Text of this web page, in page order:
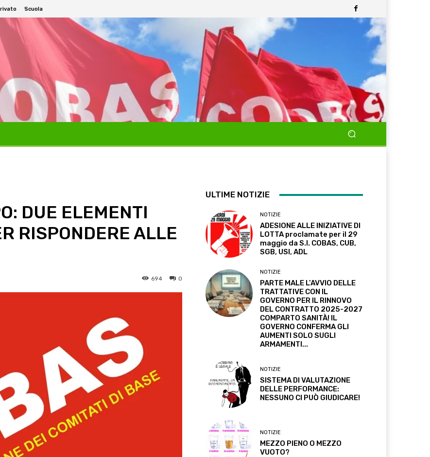
Scuola
DUE ELEMENTI
RISPONDERE ALLE
0
694
ULTIME NOTIZIE
NOTIZIE
ADESIONE ALLE INIZIATIVE DI
LOTTA proclamate per il 29
maggio da S.I. COBAS, CUB,
SGB, USI, ADL
NOTIZIE
PARTE MALE L’AVVIO DELLE
TRATTATIVE CON IL
GOVERNO PER IL RINNOVO
DEL CONTRATTO 2025-2027
COMPARTO SANITÀ! IL
GOVERNO CONFERMA GLI
AUMENTI SOLO SUGLI
ARMAMENTI...
NOTIZIE
SISTEMA DI VALUTAZIONE
DELLE PERFORMANCE:
NESSUNO CI PUÒ GIUDICARE!
NOTIZIE
MEZZO PIENO O MEZZO
VUOTO?